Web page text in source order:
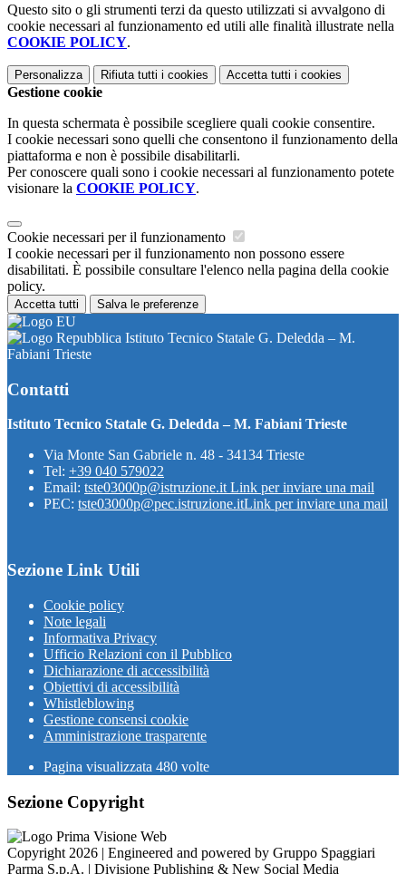
Questo sito o gli strumenti terzi da questo utilizzati si avvalgono di
cookie necessari al funzionamento ed utili alle finalità illustrate nella
COOKIE POLICY.
Personalizza Rifiuta tutti i cookies Accetta tutti i cookies
Gestione cookie
In questa schermata è possibile scegliere quali cookie consentire.
I cookie necessari sono quelli che consentono il funzionamento della
piattaforma e non è possibile disabilitarli.
Per conoscere quali sono i cookie necessari al funzionamento potete
visionare la COOKIE POLICY.
Cookie necessari per il funzionamento
I cookie necessari per il funzionamento non possono essere
disabilitati. È possibile consultare l'elenco nella pagina della cookie
policy.
Accetta tutti Salva le preferenze
Istituto Tecnico Statale G. Deledda – M.
Fabiani Trieste
Contatti
Istituto Tecnico Statale G. Deledda – M. Fabiani Trieste
Via Monte San Gabriele n. 48 - 34134 Trieste
Tel: +39 040 579022
Email: tste03000p@istruzione.it Link per inviare una mail
PEC: tste03000p@pec.istruzione.itLink per inviare una mail
Sezione Link Utili
Cookie policy
Note legali
Informativa Privacy
Ufficio Relazioni con il Pubblico
Dichiarazione di accessibilità
Obiettivi di accessibilità
Whistleblowing
Gestione consensi cookie
Amministrazione trasparente
Pagina visualizzata 480 volte
Sezione Copyright
Copyright 2026 | Engineered and powered by Gruppo Spaggiari
Parma S.p.A. | Divisione Publishing & New Social Media